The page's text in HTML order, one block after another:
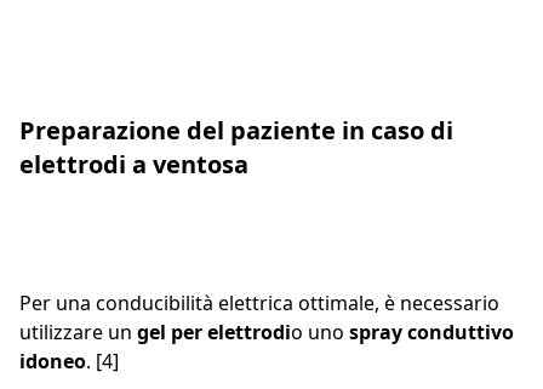
Preparazione del paziente in caso di
elettrodi a ventosa
Per una conducibilità elettrica ottimale, è necessario
utilizzare un gel per elettrodio uno spray conduttivo
idoneo. [4]